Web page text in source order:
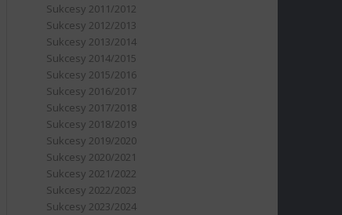
Sukcesy 2011/2012
Sukcesy 2012/2013
Sukcesy 2013/2014
Sukcesy 2014/2015
Sukcesy 2015/2016
Sukcesy 2016/2017
Sukcesy 2017/2018
Sukcesy 2018/2019
Sukcesy 2019/2020
Sukcesy 2020/2021
Sukcesy 2021/2022
Sukcesy 2022/2023
Sukcesy 2023/2024